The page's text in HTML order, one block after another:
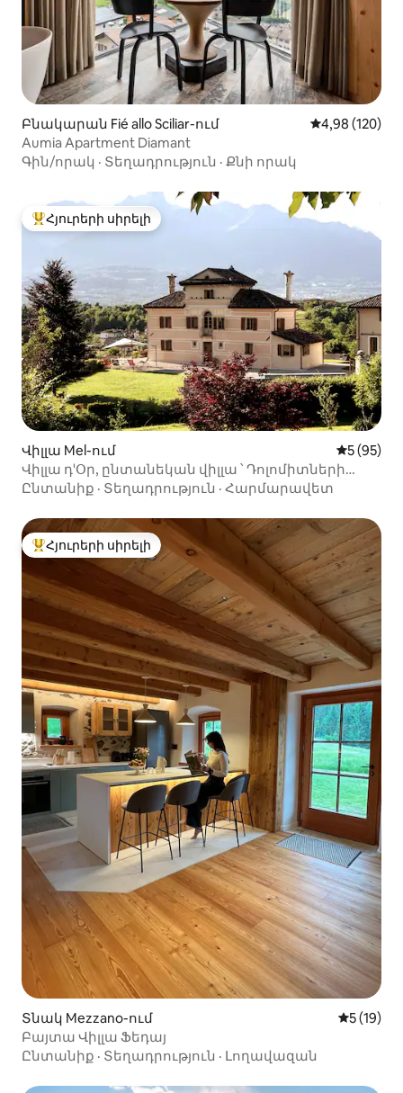
Բնակարան Fié allo Sciliar-ում Միջին
4,98 (120)
Aumia Apartment Diamant
Գին/որակ · Տեղադրություն · Քնի որակ
Հյուրերի սիրելի լավագույն տները
Հյուրերի սիրելի
Վիլլա Mel-ում Միջին
5 (95)
Վիլլա դ'Օր, ընտանեկան վիլլա ՝ Դոլոմիտների
տեսարանով
Ընտանիք · Տեղադրություն · Հարմարավետ
Հյուրերի սիրելի լավագույն տները
Հյուրերի սիրելի
Տնակ Mezzano-ում Միջին
5 (19)
Բայտա Վիլլա Ֆեդայ
Ընտանիք · Տեղադրություն · Լողավազան